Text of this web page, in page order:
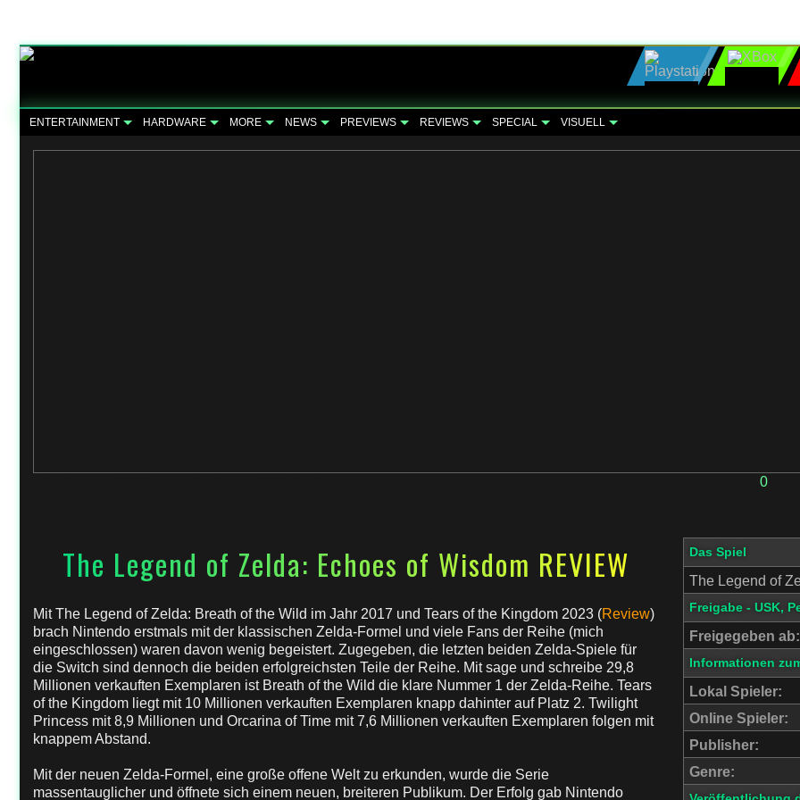
ENTERTAINMENT HARDWARE MORE NEWS PREVIEWS REVIEWS SPECIAL VISUELL
0
The Legend of Zelda: Echoes of Wisdom REVIEW
Mit The Legend of Zelda: Breath of the Wild im Jahr 2017 und Tears of the Kingdom 2023 (Review)
brach Nintendo erstmals mit der klassischen Zelda-Formel und viele Fans der Reihe (mich
eingeschlossen) waren davon wenig begeistert. Zugegeben, die letzten beiden Zelda-Spiele für
die Switch sind dennoch die beiden erfolgreichsten Teile der Reihe. Mit sage und schreibe 29,8
Millionen verkauften Exemplaren ist Breath of the Wild die klare Nummer 1 der Zelda-Reihe. Tears
of the Kingdom liegt mit 10 Millionen verkauften Exemplaren knapp dahinter auf Platz 2. Twilight
Princess mit 8,9 Millionen und Orcarina of Time mit 7,6 Millionen verkauften Exemplaren folgen mit
knappem Abstand.
Mit der neuen Zelda-Formel, eine große offene Welt zu erkunden, wurde die Serie
massentauglicher und öffnete sich einem neuen, breiteren Publikum. Der Erfolg gab Nintendo
Das Spiel
The Legend of
Freigabe - USK,
Freigegeben ab:
Informationen
Lokal Spieler:
Online Spieler:
Publisher:
Genre: